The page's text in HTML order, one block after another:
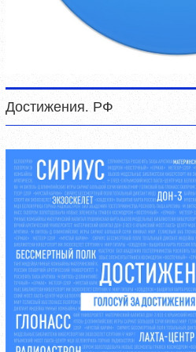
Достижения. РФ